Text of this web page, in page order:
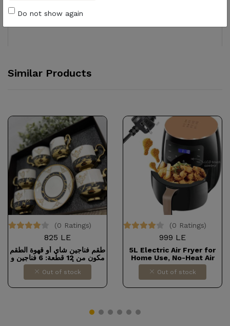
Similar Products
(0 Ratings)
825 LE
طقم فناجين شاي أو قهوة الطقم
مكون من 12 قطعة: 6 فناجين و
6 أطباق صغيرة
Out of stock
(0 Ratings)
999 LE
5L Electric Air Fryer for
Home Use, No-Heat Air
Fryer, Large 5L Capacity,
1200W, LCD Touch Screen,
One-Button Home Kitchen
Use Sale Dollars for impor
Out of stock
Do not show again